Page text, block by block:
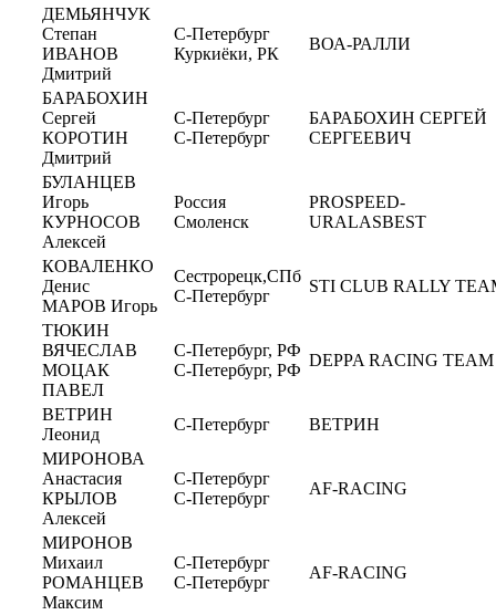
ДЕМЬЯНЧУК
Степан
ИВАНОВ
Дмитрий
С-Петербург
Куркиёки, РК
ВОА-РАЛЛИ
БАРАБОХИН
Сергей
КОРОТИН
Дмитрий
С-Петербург
С-Петербург
БАРАБОХИН СЕРГЕЙ
СЕРГЕЕВИЧ
БУЛАНЦЕВ
Игорь
КУРНОСОВ
Алексей
Россия
Смоленск
PROSPEED-
URALASBEST
КОВАЛЕНКО
Денис
МАРОВ Игорь
Сестрорецк,СПб
С-Петербург
STI CLUB RALLY
ТЮКИН
ВЯЧЕСЛАВ
МОЦАК
ПАВЕЛ
С-Петербург, РФ
С-Петербург, РФ
DEPPA RACING TEAM
ВЕТРИН
Леонид
С-Петербург
ВЕТРИН
МИРОНОВА
Анастасия
КРЫЛОВ
Алексей
С-Петербург
С-Петербург
AF-RACING
МИРОНОВ
Михаил
РОМАНЦЕВ
Максим
С-Петербург
С-Петербург
AF-RACING